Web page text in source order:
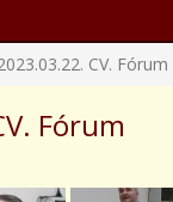
CV. Fórum
Fórum